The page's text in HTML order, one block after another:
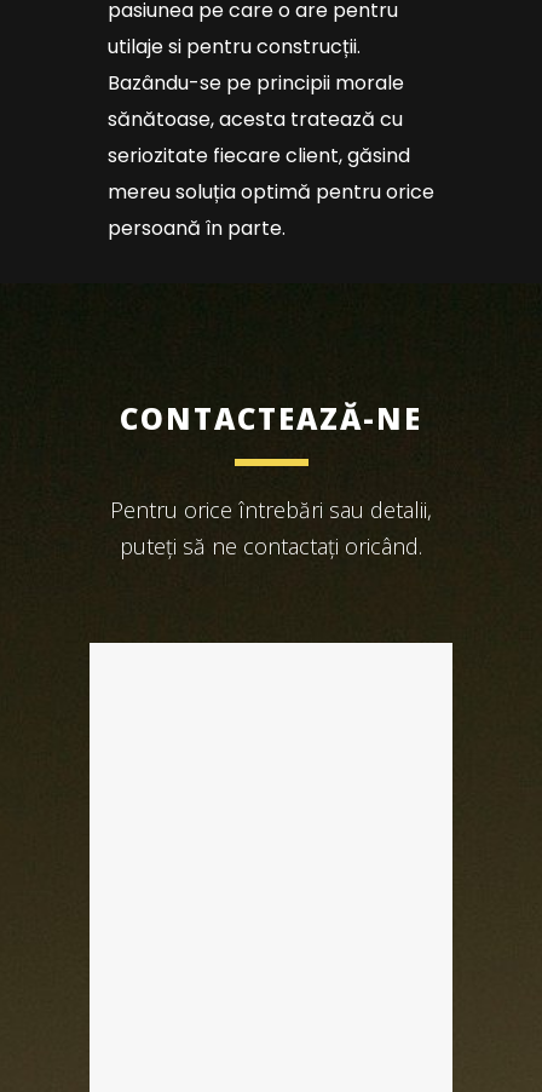
pasiunea pe care o are pentru
utilaje si pentru construcții.
Bazându-se pe principii morale
sănătoase, acesta tratează cu
seriozitate fiecare client, găsind
mereu soluția optimă pentru orice
persoană în parte.
CONTACTEAZĂ-NE
Pentru orice întrebări sau detalii,
puteți să ne contactați oricând.